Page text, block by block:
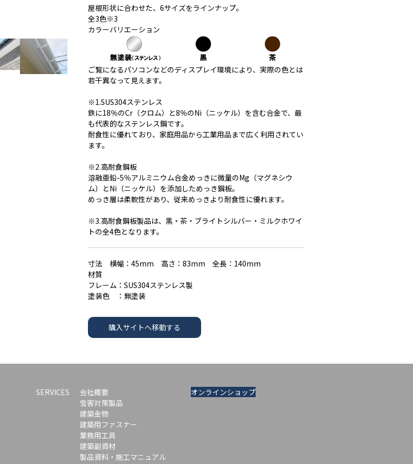
屋根形状に合わせた、6サイズをラインナップ。
全3色※3
カラーバリエーション
ご覧になるパソコンなどのディスプレイ環境により、実際の色とは
若干異なって見えます。
※1.SUS304ステンレス
鉄に18％のCr（クロム）と8％のNi（ニッケル）を含む合金で、最
も代表的なステンレス鋼です。
耐食性に優れており、家庭用品から工業用品まで広く利用されてい
ます。
※2.高耐食鋼板
溶融亜鉛-5％アルミニウム合金めっきに微量のMg（マグネシウ
ム）とNi（ニッケル）を添加しためっき鋼板。
めっき層は柔軟性があり、従来めっきより耐食性に優れます。
※3.高耐食鋼板製品は、黒・茶・ブライトシルバー・ミルクホワイ
トの全4色となります。
寸法 横幅：45mm 高さ：83mm 全長：140mm
材質
フレーム：SUS304ステンレス製
塗装色 ：無塗装
購入サイトへ移動する
SERVICES
会社概要
雪害対策製品
建築金物
建築用ファスナー
業務用工具
建築副資材
製品資料・施工マニュアル
オンラインショップ